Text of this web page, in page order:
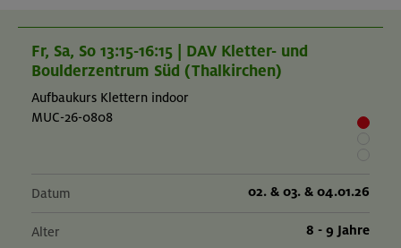
Fr, Sa, So 13:15-16:15 | DAV Kletter- und
Boulderzentrum Süd (Thalkirchen)
Aufbaukurs Klettern indoor
MUC-26-0808
Datum 02. & 03. & 04.01.26
Alter 8 - 9 Jahre